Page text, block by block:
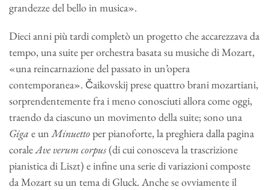
grandezze del bello in musica».
Dieci anni più tardi completò un progetto che accarezzava da
tempo, una suite per orchestra basata su musiche di Mozart,
«una reincarnazione del passato in un’opera
contemporanea». Čaikovskij prese quattro brani mozartiani,
sorprendentemente fra i meno conosciuti allora come oggi,
traendo da ciascuno un movimento della suite; sono una
Giga e unMinuettoper pianoforte, la preghiera dalla pagina
coraleAve verum corpus(di cui conosceva la trascrizione
pianistica di Liszt) e infine una serie di variazioni composte
da Mozart su un tema di Gluck. Anche se ovviamente il